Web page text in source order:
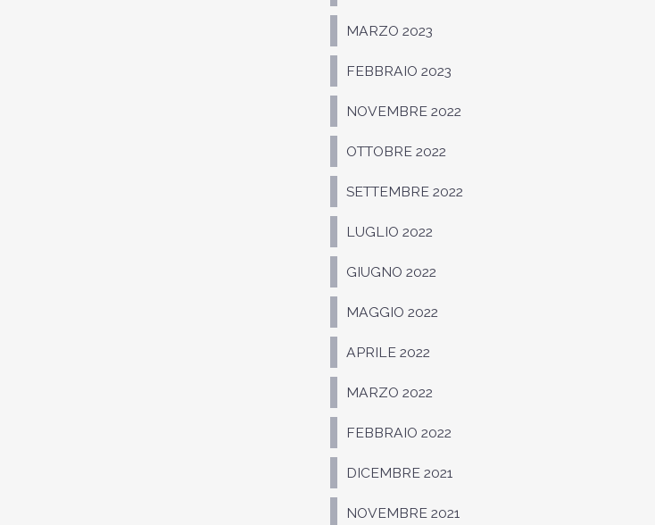
MARZO 2023
FEBBRAIO 2023
NOVEMBRE 2022
OTTOBRE 2022
SETTEMBRE 2022
LUGLIO 2022
GIUGNO 2022
MAGGIO 2022
APRILE 2022
MARZO 2022
FEBBRAIO 2022
DICEMBRE 2021
NOVEMBRE 2021